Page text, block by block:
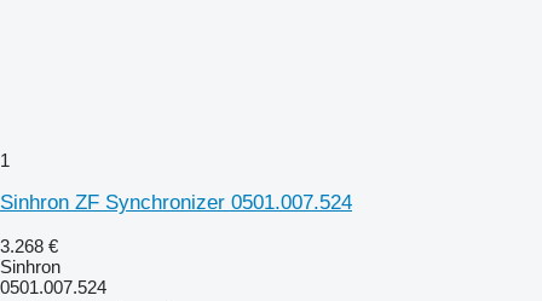
1
Sinhron ZF Synchronizer 0501.007.524
3.268 €
Sinhron
0501.007.524